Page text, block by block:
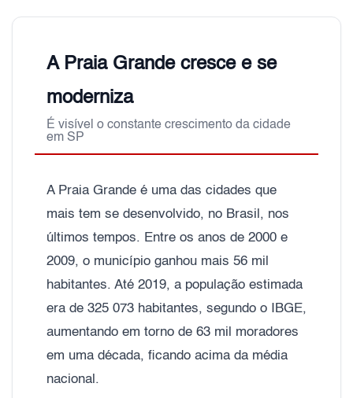
A Praia Grande cresce e se
moderniza
É visível o constante crescimento da cidade
em SP
A Praia Grande é uma das cidades que
mais tem se desenvolvido, no Brasil, nos
últimos tempos. Entre os anos de 2000 e
2009, o município ganhou mais 56 mil
habitantes. Até 2019, a população estimada
era de 325 073 habitantes, segundo o IBGE,
aumentando em torno de 63 mil moradores
em uma década, ficando acima da média
nacional.